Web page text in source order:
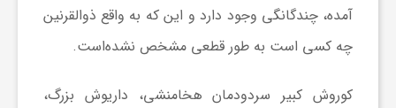
آمده، چندگانگی وجود دارد و این که به واقع ذوالقرنین
چه کسی است به طور قطعی مشخص نشده‌است.
کوروش کبیر سردودمان هخامنشی، داریوش بزرگ،